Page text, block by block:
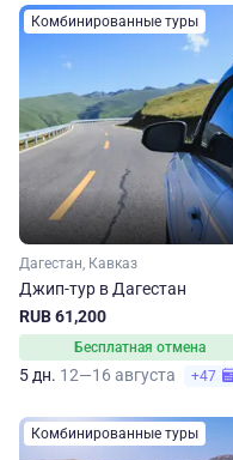
Комбинированные туры
Дагестан, Кавказ
Джип-тур в Дагестан
RUB 61,200
Бесплатная отмена
5 дн. 12—16 августа +47
Комбинированные туры